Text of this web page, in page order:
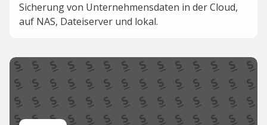
Sicherung von Unternehmensdaten in der Cloud,
auf NAS, Dateiserver und lokal.